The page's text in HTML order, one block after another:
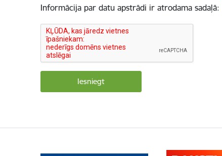
Informācija par datu apstrādi ir atrodama sadaļā: